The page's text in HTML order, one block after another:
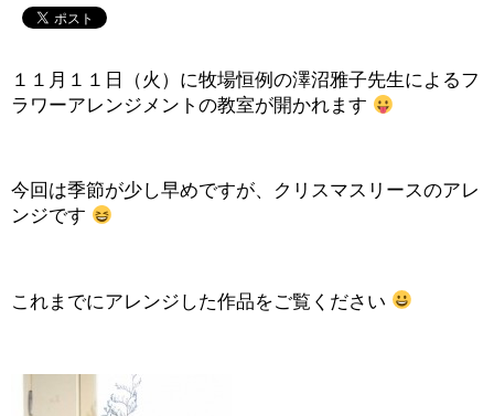
１１月１１日（火）に牧場恒例の澤沼雅子先生によるフ
ラワーアレンジメントの教室が開かれます
今回は季節が少し早めですが、クリスマスリースのアレ
ンジです
これまでにアレンジした作品をご覧ください